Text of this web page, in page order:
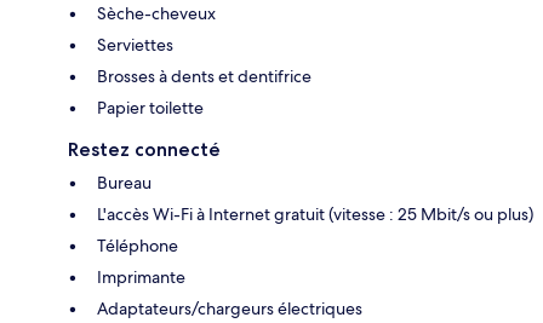
Sèche-cheveux
Serviettes
Brosses à dents et dentifrice
Papier toilette
Restez connecté
Bureau
L'accès Wi-Fi à Internet gratuit (vitesse : 25 Mbit/s ou plus)
Téléphone
Imprimante
Adaptateurs/chargeurs électriques